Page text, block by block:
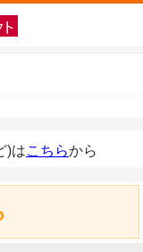
)はこちらから